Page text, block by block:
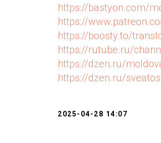
https://bastyon.com/
https://
https://boosty.to/
https://rutube.ru/
https://dzen.ru/
https://dzen.ru/
2025-04-28 14:07